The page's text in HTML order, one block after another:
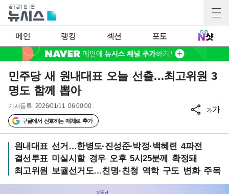
메인 랭킹 섹션 포토
민주당 새 원내대표 오늘 선출…최고위원 3
명도 함께 뽑아
기사등록 2026/01/11 06:00:00
구글에서 선호하는 매체로 추가
가가
원내대표 선거…한병도·진성준·박정·백혜련 4파전
결선투표 미실시할 경우 오후 5시25분께 확정돼
최고위원 보궐선거도…친명·친청 역학 구도 변화 주목